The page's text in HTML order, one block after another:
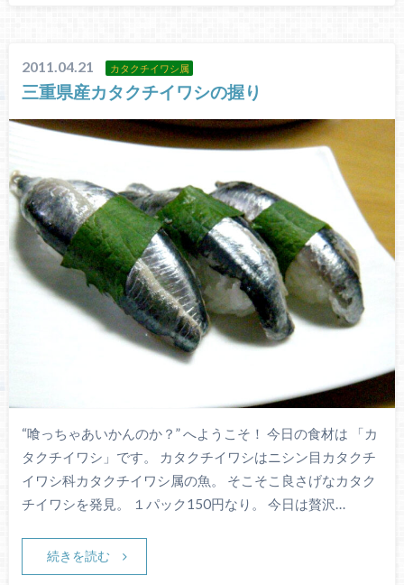
2011.04.21 カタクチイワシ属
三重県産カタクチイワシの握り
“喰っちゃあいかんのか？” へようこそ！ 今日の食材は 「カ
タクチイワシ」です。 カタクチイワシはニシン目カタクチ
イワシ科カタクチイワシ属の魚。 そこそこ良さげなカタク
チイワシを発見。 １パック150円なり。 今日は贅沢…
続きを読む